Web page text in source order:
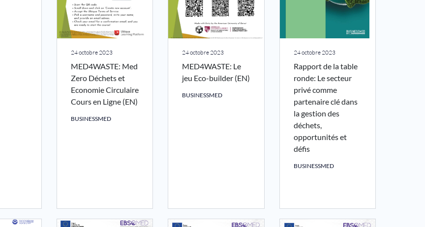
24 octobre 2023
MED4WASTE: Med
Zero Déchets et
Economie Circulaire
Cours en Ligne (EN)
BUSINESSMED
24 octobre 2023
MED4WASTE: Le
jeu Eco-builder (EN)
BUSINESSMED
24 octobre 2023
Rapport de la table
ronde: Le secteur
privé comme
partenaire clé dans
la gestion des
déchets,
opportunités et
défis
BUSINESSMED